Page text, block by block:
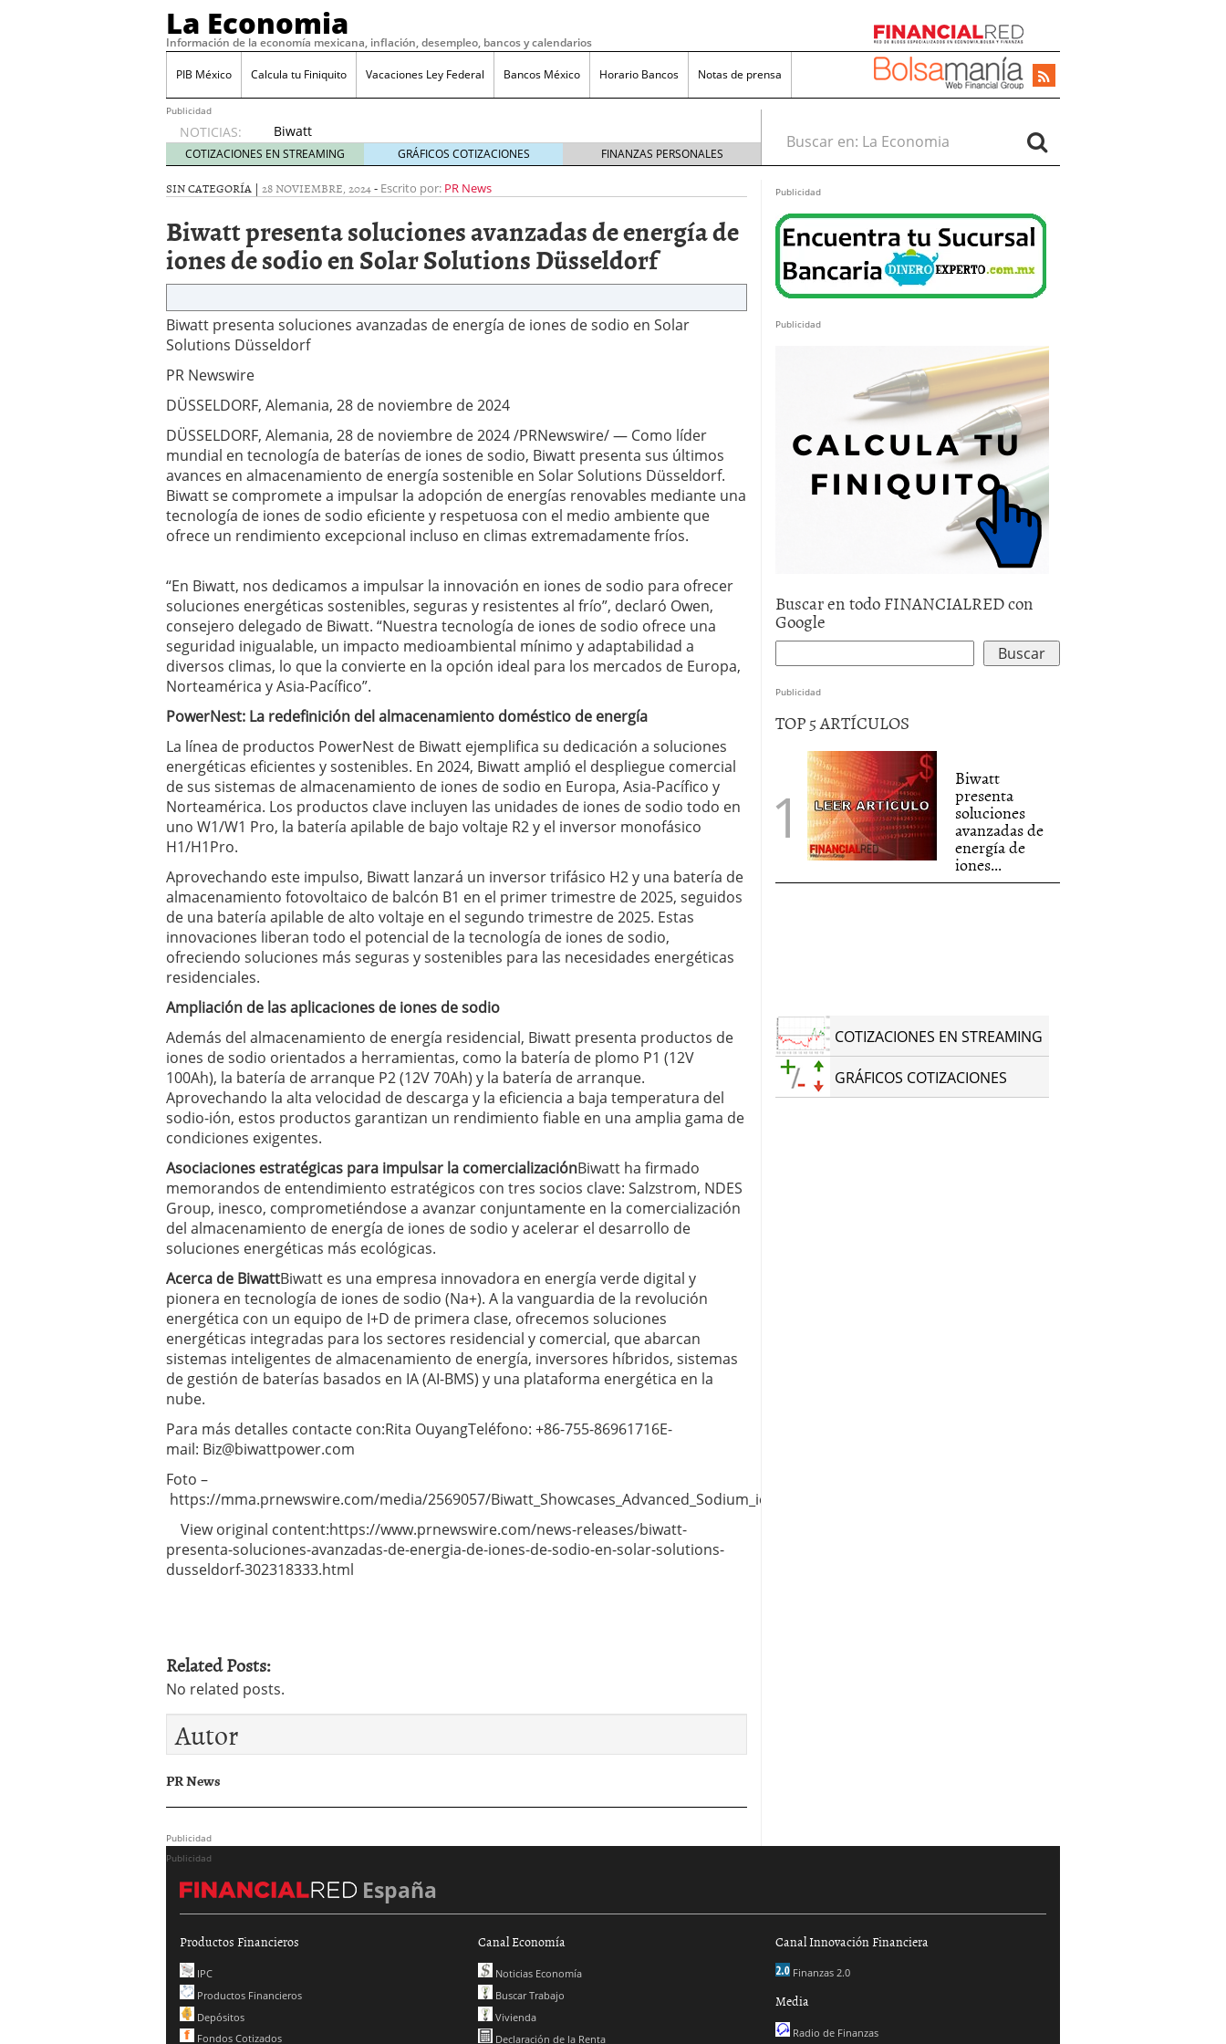
La Economia
Información de la economía mexicana, inflación, desempleo, bancos y calendarios
PIB México Calcula tu Finiquito Vacaciones Ley Federal Bancos México Horario Bancos Notas de prensa
Publicidad
NOTICIAS:
Biwatt
presenta
soluciones
avanzadas
de iones
de sodio
Düsseldorf
noviembre
28, 2024
COTIZACIONES EN STREAMING GRÁFICOS COTIZACIONES FINANZAS PERSONALES
Buscar en:
SIN CATEGORÍA | 28 NOVIEMBRE, 2024- Escrito por: PR News
Biwatt presenta soluciones avanzadas de energía de
iones de sodio en Solar Solutions Düsseldorf
Biwatt presenta soluciones avanzadas de energía de iones de sodio en Solar
Solutions Düsseldorf
PR Newswire
DÜSSELDORF, Alemania, 28 de noviembre de 2024
DÜSSELDORF, Alemania, 28 de noviembre de 2024 /PRNewswire/ — Como líder
mundial en tecnología de baterías de iones de sodio, Biwatt presenta sus últimos
avances en almacenamiento de energía sostenible en Solar Solutions Düsseldorf.
Biwatt se compromete a impulsar la adopción de energías renovables mediante una
tecnología de iones de sodio eficiente y respetuosa con el medio ambiente que
ofrece un rendimiento excepcional incluso en climas extremadamente fríos.
“En Biwatt, nos dedicamos a impulsar la innovación en iones de sodio para ofrecer
soluciones energéticas sostenibles, seguras y resistentes al frío”, declaró Owen,
consejero delegado de Biwatt. “Nuestra tecnología de iones de sodio ofrece una
seguridad inigualable, un impacto medioambiental mínimo y adaptabilidad a
diversos climas, lo que la convierte en la opción ideal para los mercados de Europa,
Norteamérica y Asia-Pacífico”.
PowerNest: La redefinición del almacenamiento doméstico de energía
La línea de productos PowerNest de Biwatt ejemplifica su dedicación a soluciones
energéticas eficientes y sostenibles. En 2024, Biwatt amplió el despliegue comercial
de sus sistemas de almacenamiento de iones de sodio en Europa, Asia-Pacífico y
Norteamérica. Los productos clave incluyen las unidades de iones de sodio todo en
uno W1/W1 Pro, la batería apilable de bajo voltaje R2 y el inversor monofásico
H1/H1Pro.
Aprovechando este impulso, Biwatt lanzará un inversor trifásico H2 y una batería de
almacenamiento fotovoltaico de balcón B1 en el primer trimestre de 2025, seguidos
de una batería apilable de alto voltaje en el segundo trimestre de 2025. Estas
innovaciones liberan todo el potencial de la tecnología de iones de sodio,
ofreciendo soluciones más seguras y sostenibles para las necesidades energéticas
residenciales.
Ampliación de las aplicaciones de iones de sodio
Además del almacenamiento de energía residencial, Biwatt presenta productos de
iones de sodio orientados a herramientas, como la batería de plomo P1 (12V
100Ah), la batería de arranque P2 (12V 70Ah) y la batería de arranque.
Aprovechando la alta velocidad de descarga y la eficiencia a baja temperatura del
sodio-ión, estos productos garantizan un rendimiento fiable en una amplia gama de
condiciones exigentes.
Asociaciones estratégicas para impulsar la comercializaciónBiwatt ha firmado
memorandos de entendimiento estratégicos con tres socios clave: Salzstrom, NDES
Group, inesco, comprometiéndose a avanzar conjuntamente en la comercialización
del almacenamiento de energía de iones de sodio y acelerar el desarrollo de
soluciones energéticas más ecológicas.
Acerca de BiwattBiwatt es una empresa innovadora en energía verde digital y
pionera en tecnología de iones de sodio (Na+). A la vanguardia de la revolución
energética con un equipo de I+D de primera clase, ofrecemos soluciones
energéticas integradas para los sectores residencial y comercial, que abarcan
sistemas inteligentes de almacenamiento de energía, inversores híbridos, sistemas
de gestión de baterías basados en IA (AI-BMS) y una plataforma energética en la
nube.
Para más detalles contacte con:Rita OuyangTeléfono: +86-755-86961716E-
mail: Biz@biwattpower.com
Foto –
https://mma.prnewswire.com/media/2569057/Biwatt_Showcases_Advanced_Sodium_ion_Energy_Solutions_Solar_Solutions_D_sseldorf.jpg
View original content:https://www.prnewswire.com/news-releases/biwatt-
presenta-soluciones-avanzadas-de-energia-de-iones-de-sodio-en-solar-solutions-
dusseldorf-302318333.html
Related Posts:
No related posts.
Autor
PR News
Publicidad
Publicidad
Publicidad
Buscar en todo FINANCIALRED con
Google
Publicidad
TOP 5 ARTÍCULOS
Biwatt
presenta
soluciones
avanzadas de
energía de
iones...
COTIZACIONES EN STREAMING
GRÁFICOS COTIZACIONES
Publicidad
España
Productos Financieros
IPC
Productos Financieros
Depósitos
Fondos Cotizados
Canal Economía
Noticias Economía
Buscar Trabajo
Vivienda
Declaración de la Renta
Canal Innovación Financiera
Finanzas 2.0
Media
Radio de Finanzas